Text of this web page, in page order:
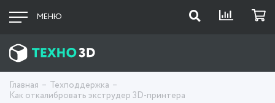
МЕНЮ
Главная
Техподдержка
Как откалибровать экструдер 3D-принтера